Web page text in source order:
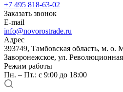
+7 495 818-63-02
Заказать звонок
E-mail
info@novorostrade.ru
Адрес
393749, Тамбовская область, м. о.
Заворонежское, ул.
Режим работы
Пн. – Пт.: с 9:00 до 18:00